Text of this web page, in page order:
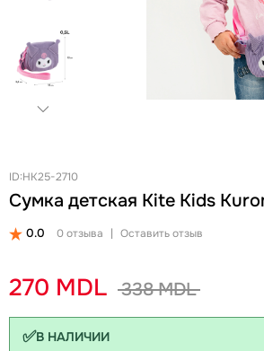
Ланчбоксы и бутылки
Бизнес рюкзаки
Школьные рюкзаки на колесах
Детские кошельки
Дошкольные рюкзаки
Ремни
Ключницы
Pungă cosmetică
Зонты
Новинки
Скидки и акции
ID:HK25-2710
Сумка детская Kite Kids
0.0 0 отзыва | Оставить отзыв
270 MDL 338 MDL
✅В НАЛИЧИИ